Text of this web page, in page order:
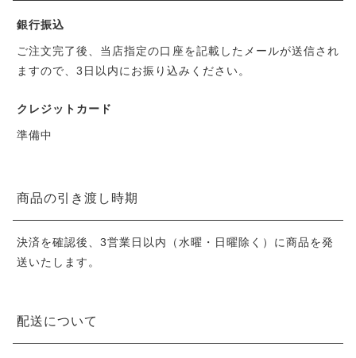
銀行振込
ご注文完了後、当店指定の口座を記載したメールが送信され
ますので、3日以内にお振り込みください。
クレジットカード
準備中
商品の引き渡し時期
決済を確認後、3営業日以内（水曜・日曜除く）に商品を発
送いたします。
配送について